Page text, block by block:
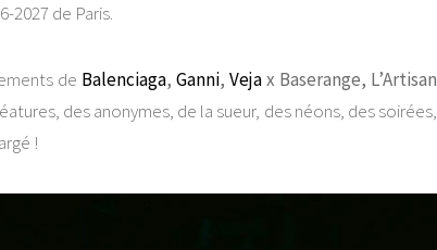
2027 de Paris.
de Balenciaga, Ganni, Vejax Baserange, L’Artisan
des anonymes, de la sueur, des néons, des soirées,
!